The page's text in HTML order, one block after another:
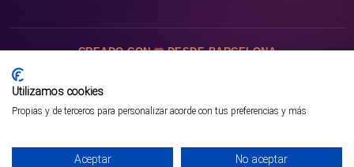
CREADO CON DESDE BARCELONA
Utilizamos cookies
Propias y de terceros para personalizar acorde con tus preferencias y más
Aceptar No aceptar